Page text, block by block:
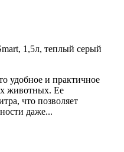
1,5л, теплый серый
удобное и практичное
животных. Ее
что позволяет
даже...